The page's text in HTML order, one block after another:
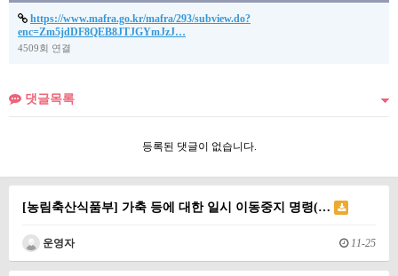
https://www.mafra.go.kr/mafra/293/subview.do?
enc=Zm5jdDF8QEB8JTJGYmJzJ…
4509회 연결
댓글목록
등록된 댓글이 없습니다.
[농림축산식품부] 가축 등에 대한 일시 이동중지 명령(…
운영자 11-25